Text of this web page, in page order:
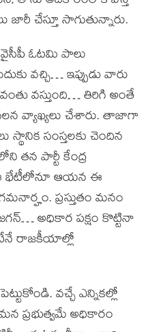
జారీ చేస్తూ సాగుతున్నారు.
వైసీపీ ఓటమి పాలు
వచ్చి… ఇప్పుడు వారు
వస్తుంది… తిరిగి అంతే
వ్యాఖ్యలు చేశారు. తాజాగా
సంస్తలకు చెందిన
తన పార్టీ కేంద్ర
భేటీలోనూ ఆయన ఈ
ప్రస్తుతం మనం
అధికార పక్షం కొట్టినా
రాజకీయాల్లో
వచ్చే ఎన్నికల్లో
ప్రభుత్వమే అధికారం